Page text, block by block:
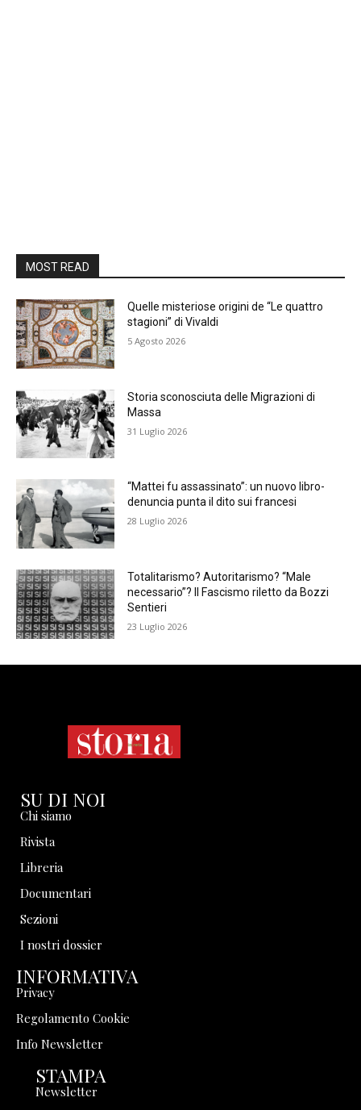
MOST READ
Quelle misteriose origini de “Le quattro
stagioni” di Vivaldi
5 Agosto 2026
Storia sconosciuta delle Migrazioni di
Massa
31 Luglio 2026
“Mattei fu assassinato”: un nuovo libro-
denuncia punta il dito sui francesi
28 Luglio 2026
Totalitarismo? Autoritarismo? “Male
necessario”? Il Fascismo riletto da Bozzi
Sentieri
23 Luglio 2026
SU DI NOI
Chi siamo
Rivista
Libreria
Documentari
Sezioni
I nostri dossier
INFORMATIVA
Privacy
Regolamento Cookie
Info Newsletter
STAMPA
Newsletter